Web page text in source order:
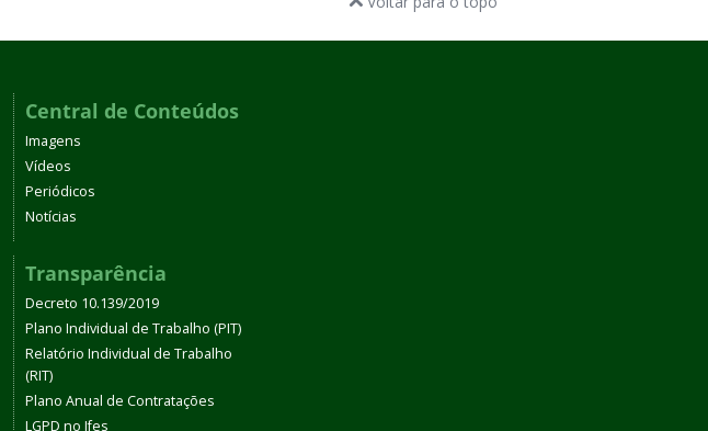
Central de Conteúdos
Imagens
Vídeos
Periódicos
Notícias
Transparência
Decreto 10.139/2019
Plano Individual de Trabalho (PIT)
Relatório Individual de Trabalho
(RIT)
Plano Anual de Contratações
LGPD no Ifes